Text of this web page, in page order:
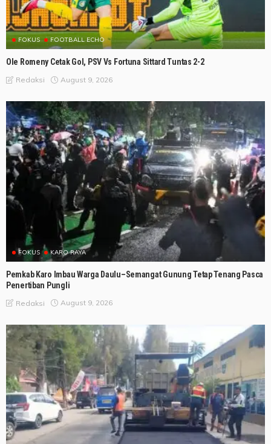
FOKUS FOOTBALL ECHO
Ole Romeny Cetak Gol, PSV Vs Fortuna Sittard Tuntas 2-2
Redaksi August 9, 2026
FOKUS KARO RAYA
Pemkab Karo Imbau Warga Daulu–Semangat Gunung Tetap Tenang Pasca
Penertiban Pungli
Redaksi August 9, 2026